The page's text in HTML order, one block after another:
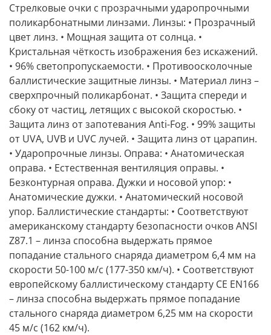
Стрелковые очки с прозрачными ударопрочными
поликарбонатными линзами. Линзы: • Прозрачный
цвет линз. • Мощная защита от солнца. •
Кристальная чёткость изображения без искажений.
• 96% светопропускаемости. • Противоосколочные
баллистические защитные линзы. • Материал линз –
сверхпрочный поликарбонат. • Защита спереди и
сбоку от частиц, летящих с высокой скоростью. •
Защита линз от запотевания Anti-Fog. • 99% защиты
от UVA, UVB и UVC лучей. • Защита линз от царапин.
• Ударопрочные линзы. Оправа: • Анатомическая
оправа. • Естественная вентиляция оправы. •
Безконтурная оправа. Дужки и носовой упор: •
Анатомические дужки. • Анатомический носовой
упор. Баллистические стандарты: • Соответствуют
американскому стандарту безопасности очков ANSI
Z87.1 – линза способна выдержать прямое
попадание стального снаряда диаметром 6,4 мм на
скорости 50-100 м/с (177-350 км/ч). • Соответствуют
европейскому баллистическому стандарту CE EN166
– линза способна выдержать прямое попадание
стального снаряда диаметром 6,25 мм на скорости
45 м/с (162 км/ч).